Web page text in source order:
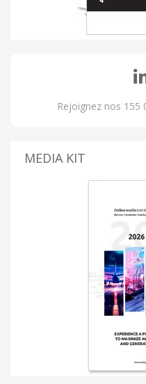
Rejoignez nos 155
MEDIA KIT